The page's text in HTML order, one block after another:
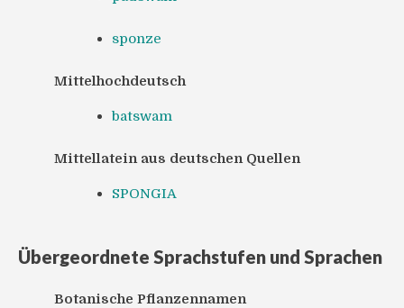
sponze
Mittelhochdeutsch
batswam
Mittellatein aus deutschen Quellen
SPONGIA
Übergeordnete Sprachstufen und Sprachen
Botanische Pflanzennamen